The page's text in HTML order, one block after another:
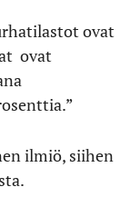
ovat
ovat
ilmiö, siihen